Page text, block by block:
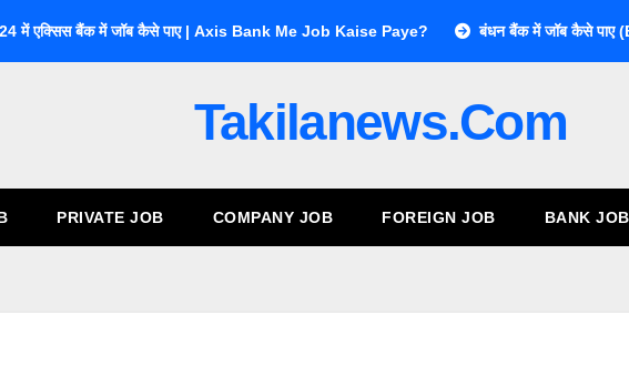
में एक्सिस बैंक में जॉब कैसे पाए | Axis Bank Me Job Kaise Paye? बंधन बैंक में जॉब कैसे
Takilanews.com
PRIVATE JOB COMPANY JOB FOREIGN JOB BANK JOB